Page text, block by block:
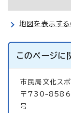
地図を表示する
このページに
市民局文化ス
〒730-8586
号